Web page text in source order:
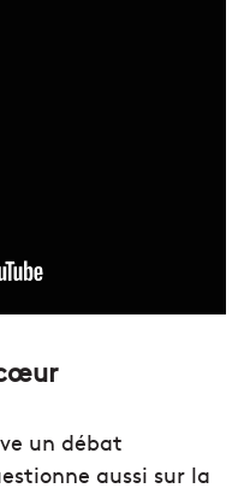
un débat
aussi sur la